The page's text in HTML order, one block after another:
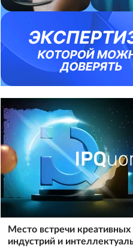
Место встречи креативных
индустрий и